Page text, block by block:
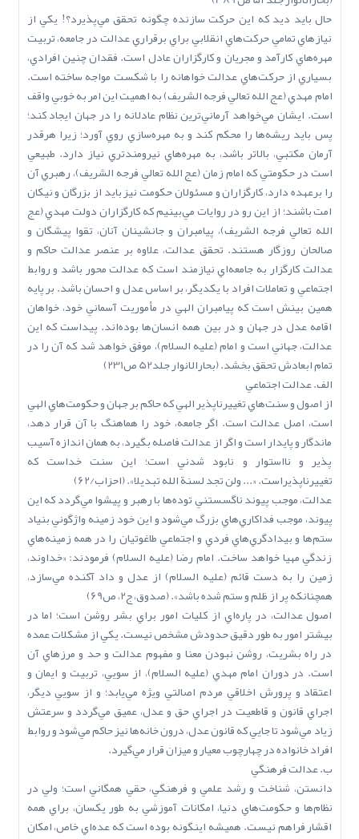
حال بايد ديد که اين حرکت سازنده چگونه تحقق مي‌پذيرد؟! يکي از
نيازهاي تمامي حرکت‌هاي انقلابي براي برقراري عدالت در جامعه، تربيت
مهره‌هاي کارآمد و مجريان و کارگزاران عادل است. فقدان چنين افرادي،
بسياري از حرکت‌هاي عدالت خواهانه را با شکست مواجه ساخته است.
امام مهدي (عج ‌الله‌ تعالي‌ فرجه ‌الشريف) به اهميت اين امر به خوبي واقف
است. ايشان مي‌خواهد آرماني‌ترين نظام عادلانه را در جهان ايجاد کند؛
پس بايد ريشه‌ها را محکم کند و به مهره‌سازي روي آورد؛ زيرا هرقدر
آرمان مکتبي، بالاتر باشد، به مهره‌هاي نيرومندتري نياز دارد. طبيعي
است در حکومتي که امام زمان (عج ‌الله‌ تعالي‌ فرجه ‌الشريف)، رهبري آن
را برعهده دارد، کارگزاران و مسئولان حکومت نيز بايد از بزرگان و نيکان
امت باشند؛ از اين رو در روايات مي‌بينيم که کارگزاران دولت مهدي (عج
‌الله‌ تعالي‌ فرجه ‌الشريف)، پيامبران و جانشينان آنان، تقوا پيشگان و
صالحان روزگار هستند. تحقق عدالت، علاوه بر عنصر عدالت حاکم و
عدالت کارگزار به جامعه‌اي نيازمند است که عدالت محور باشد و روابط
اجتماعي و تعاملات افراد با يکديگر، بر اساس عدل و احسان باشد. بر پايه
همين بينش است که پيامبران الهي در مأموريت آسماني خود، خواهان
اقامه عدل در جهان و در بين همه انسان‌ها بوده‌اند. پيداست که اين
عدالت، جهاني است و امام (عليه السلام)، موفق خواهد شد که آن را در
تمام ابعادش تحقق بخشد. (بحارالانوار جلد52 ص231)
الف. عدالت اجتماعي
از اصول و سنت‌هاي تغييرناپذير الهي که حاکم بر جهان و حکومت‌هاي الهي
است، اصل عدالت است. اگر جامعه، خود را هماهنگ با آن قرار دهد،
ماندگار و پايدار است و اگر از عدالت فاصله بگيرد، به همان اندازه آسيب
پذير و نااستوار و نابود شدني است؛ اين سنت خداست که
تغييرناپذيراست. «... ولن تجد لسنة الله تبديلا». (احزاب/62)
عدالت، موجب پيوند ناگسستني توده‌ها با رهبر و پيشوا مي‌گردد که اين
پيوند، موجب فداکاري‌هاي بزرگ مي‌شود و اين خود زمينه واژگوني بنياد
ستم‌ها و بيدادگري‌هاي فردي و اجتماعي طاغوتيان را در همه زمينه‌هاي
زندگي مهيا خواهد ساخت. امام رضا (عليه السلام) فرمودند: «خداوند،
زمين را به دست قائم (عليه السلام) از عدل و داد آکنده مي‌سازد،
همچنانکه پر از ظلم و ستم شده باشد». (صدوق، ج2، ص69)
اصول عدالت، در پاره‌اي از کليات امور براي بشر روشن است؛ اما در
بيشتر امور به طور دقيق حدودش مشخص نيست. يکي از مشکلات عمده
در راه بشريت، روشن نبودن معنا و مفهوم عدالت و حد و مرزهاي آن
است. در دوران امام مهدي (عليه السلام)، از سويي، تربيت و ايمان و
اعتقاد و پرورش اخلاقي مردم اصالتي ويژه مي‌يابد؛ و از سويي ديگر،
اجراي قانون و قاطعيت در اجراي حق و عدل، عميق مي‌گردد و سرعتش
زياد مي‌شود تا جايي که قانون عدل، درون خانه‌ها نيز حاکم مي‌شود و روابط
افراد خانواده در چهارچوب معيار و ميزان قرار مي‌گيرد.
ب. عدالت فرهنگي
دانستن، شناخت و رشد علمي و فرهنگي، حقي همگاني است؛ ولي در
نظام‌ها و حکومت‌هاي دنيا، امکانات آموزشي به طور يکسان، براي همه
اقشار فراهم نيست. هميشه اينگونه بوده است که عده‌اي خاص، امکان